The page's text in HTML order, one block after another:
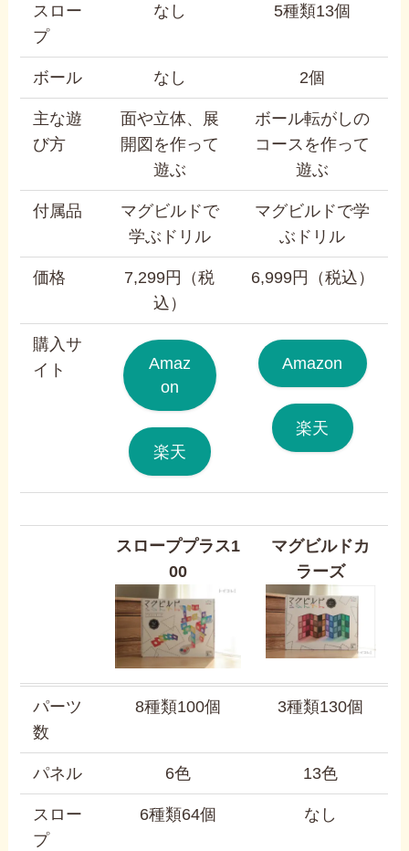
スロー
プ
なし 5種類13個
ボール なし 2個
主な遊
び方
面や立体、展
開図を作って
遊ぶ
ボール転がしの
コースを作って
遊ぶ
付属品
マグビルドで
学ぶドリル
マグビルドで学
ぶドリル
価格
7,299円（税
込）
6,999円（税込）
購入サ
イト
Amaz
on
楽天
Amazon
楽天
スローププラス1
00
マグビルドカ
ラーズ
パーツ
数
8種類100個 3種類130個
パネル 6色 13色
スロー
プ
6種類64個 なし